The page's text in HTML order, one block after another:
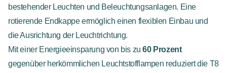
bestehender Leuchten und Beleuchtungsanlagen. Eine
rotierende Endkappe ermöglich einen flexiblen Einbau und
die Ausrichtung der Leuchtrichtung.
Mit einer Energieeinsparung von bis zu60 Prozent
gegenüber herkömmlichen Leuchtstofflampen reduziert die T8